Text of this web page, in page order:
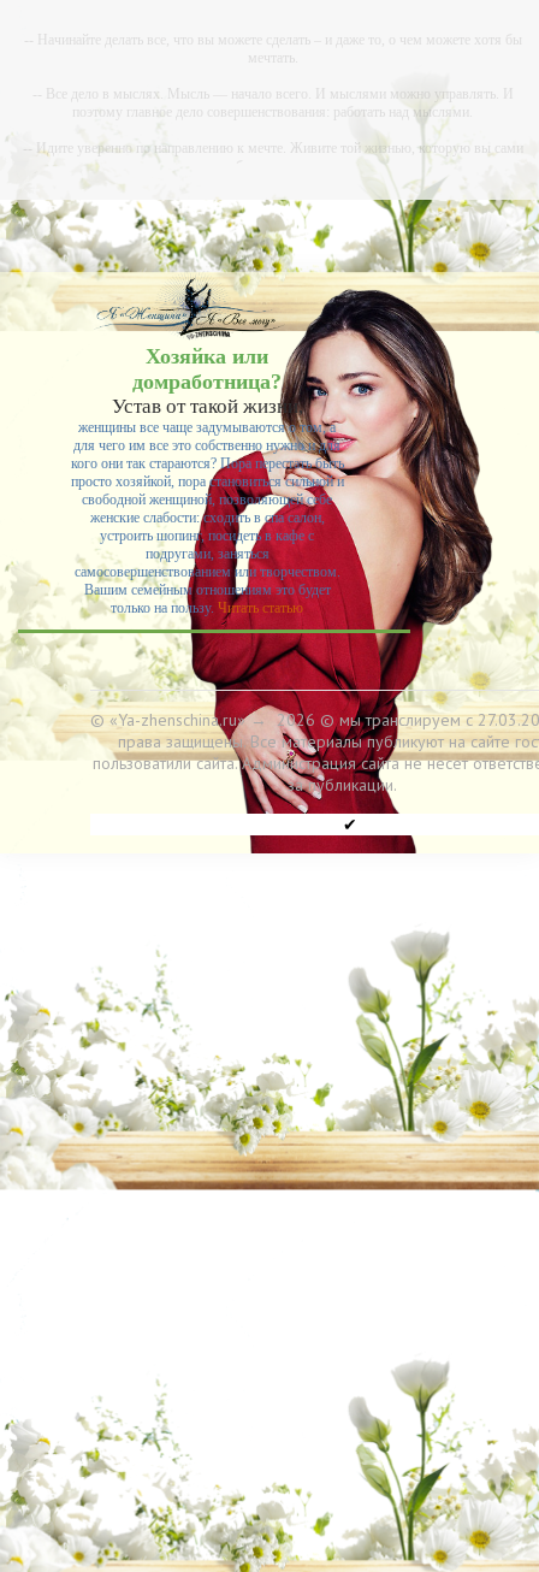
-- Начинайте делать все, что вы можете сделать – и даже то, о чем можете хотя бы
мечтать.
-- Все дело в мыслях. Мысль — начало всего. И мыслями можно управлять. И
поэтому главное дело совершенствования: работать над мыслями.
-- Идите уверенно по направлению к мечте. Живите той жизнью, которую вы сами
-- Самое большое богатство — это ум. Самая большая нищета — глупость. Из всех
страхов самый пугающий — самолюбование.
-- Лучшее, что можно сделать с хорошим советом, это пропустить его мимо ушей. Он
никогда не бывает полезен никому, кроме того, кто его дал.
-- Люблю давать советы и очень не люблю, когда их дают мне.
Хозяйка или
домработница?
Устав от такой жизни,
женщины все чаще задумываются о том, а
для чего им все это собственно нужно и для
кого они так стараются? Пора перестать быть
просто хозяйкой, пора становиться сильной и
свободной женщиной, позволяющей себе
женские слабости: сходить в спа салон,
устроить шопинг, посидеть в кафе с
подругами, заняться
самосовершенствованием или творчеством.
Вашим семейным отношениям это будет
только на пользу. Читать статью
© «Ya-zhenschina.ru»→ 2026 © мы транслируем с
права защищены. Все материалы публикуют на сайте
пользоватили сайта. Администрация сайта не несет
за публикации.
✔